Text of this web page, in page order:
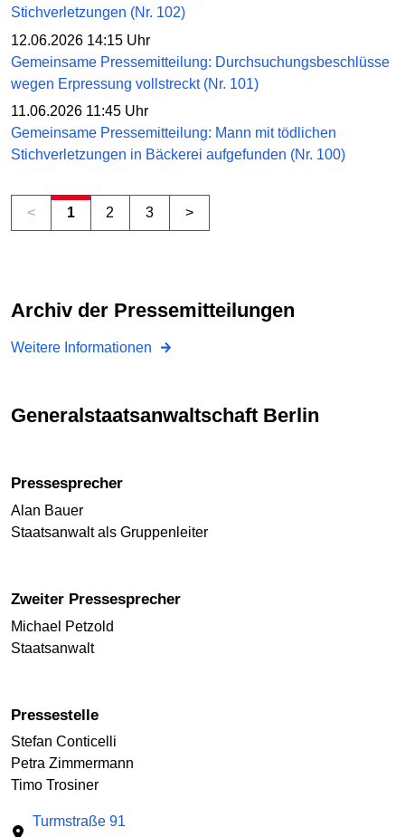
Stichverletzungen (Nr. 102)
12.06.2026 14:15 Uhr
Gemeinsame Pressemitteilung: Durchsuchungsbeschlüsse
wegen Erpressung vollstreckt (Nr. 101)
11.06.2026 11:45 Uhr
Gemeinsame Pressemitteilung: Mann mit tödlichen
Stichverletzungen in Bäckerei aufgefunden (Nr. 100)
< 1 2 3 >
Archiv der Pressemitteilungen
Weitere Informationen
Generalstaats­anwalt­schaft Berlin
Pressesprecher
Alan Bauer
Staatsanwalt als Gruppenleiter
Zweiter Pressesprecher
Michael Petzold
Staatsanwalt
Pressestelle
Stefan Conticelli
Petra Zimmermann
Timo Trosiner
Turmstraße 91